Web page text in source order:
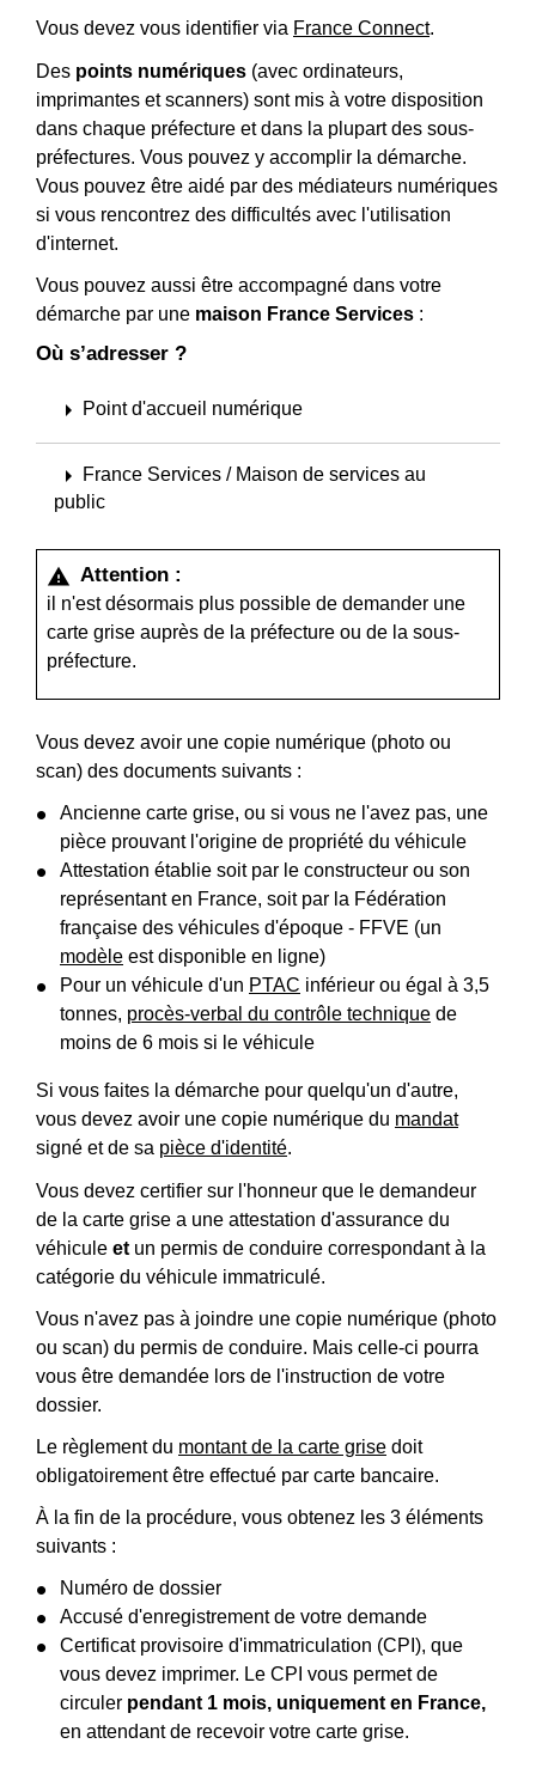
Vous devez vous identifier via France Connect.
Des points numériques (avec ordinateurs,
imprimantes et scanners) sont mis à votre disposition
dans chaque préfecture et dans la plupart des sous-
préfectures. Vous pouvez y accomplir la démarche.
Vous pouvez être aidé par des médiateurs numériques
si vous rencontrez des difficultés avec l'utilisation
d'internet.
Vous pouvez aussi être accompagné dans votre
démarche par une maison France Services :
Où s’adresser ?
arrow_right Point d'accueil numérique
arrow_right
France Services / Maison de services au
public
warning Attention :
il n'est désormais plus possible de demander une
carte grise auprès de la préfecture ou de la sous-
préfecture.
Vous devez avoir une copie numérique (photo ou
scan) des documents suivants :
Ancienne carte grise, ou si vous ne l'avez pas, une
pièce prouvant l'origine de propriété du véhicule
Attestation établie soit par le constructeur ou son
représentant en France, soit par la Fédération
française des véhicules d'époque - FFVE (un
modèle est disponible en ligne)
Pour un véhicule d'un PTAC inférieur ou égal à 3,5
tonnes, procès-verbal du contrôle technique de
moins de 6 mois si le véhicule
Si vous faites la démarche pour quelqu'un d'autre,
vous devez avoir une copie numérique du mandat
signé et de sa pièce d'identité.
Vous devez certifier sur l'honneur que le demandeur
de la carte grise a une attestation d'assurance du
véhicule et un permis de conduire correspondant à la
catégorie du véhicule immatriculé.
Vous n'avez pas à joindre une copie numérique (photo
ou scan) du permis de conduire. Mais celle-ci pourra
vous être demandée lors de l'instruction de votre
dossier.
Le règlement du montant de la carte grise doit
obligatoirement être effectué par carte bancaire.
À la fin de la procédure, vous obtenez les 3 éléments
suivants :
Numéro de dossier
Accusé d'enregistrement de votre demande
Certificat provisoire d'immatriculation (CPI), que
vous devez imprimer. Le CPI vous permet de
circuler pendant 1 mois, uniquement en France,
en attendant de recevoir votre carte grise.